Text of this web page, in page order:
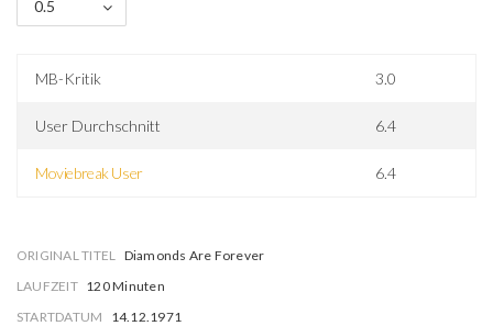
0.5
MB-Kritik 3.0
User Durchschnitt 6.4
Moviebreak User 6.4
ORIGINAL TITEL
Diamonds Are Forever
LAUFZEIT 120 Minuten
STARTDATUM
14.12.1971